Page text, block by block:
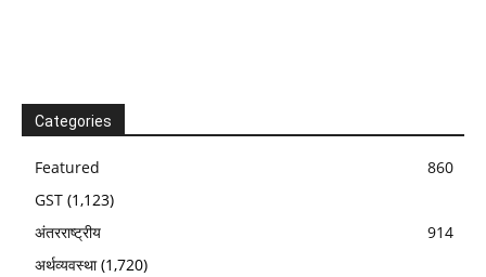
Categories
Featured
860
GST (1,123)
अंतरराष्ट्रीय
914
अर्थव्यवस्था(1,720)